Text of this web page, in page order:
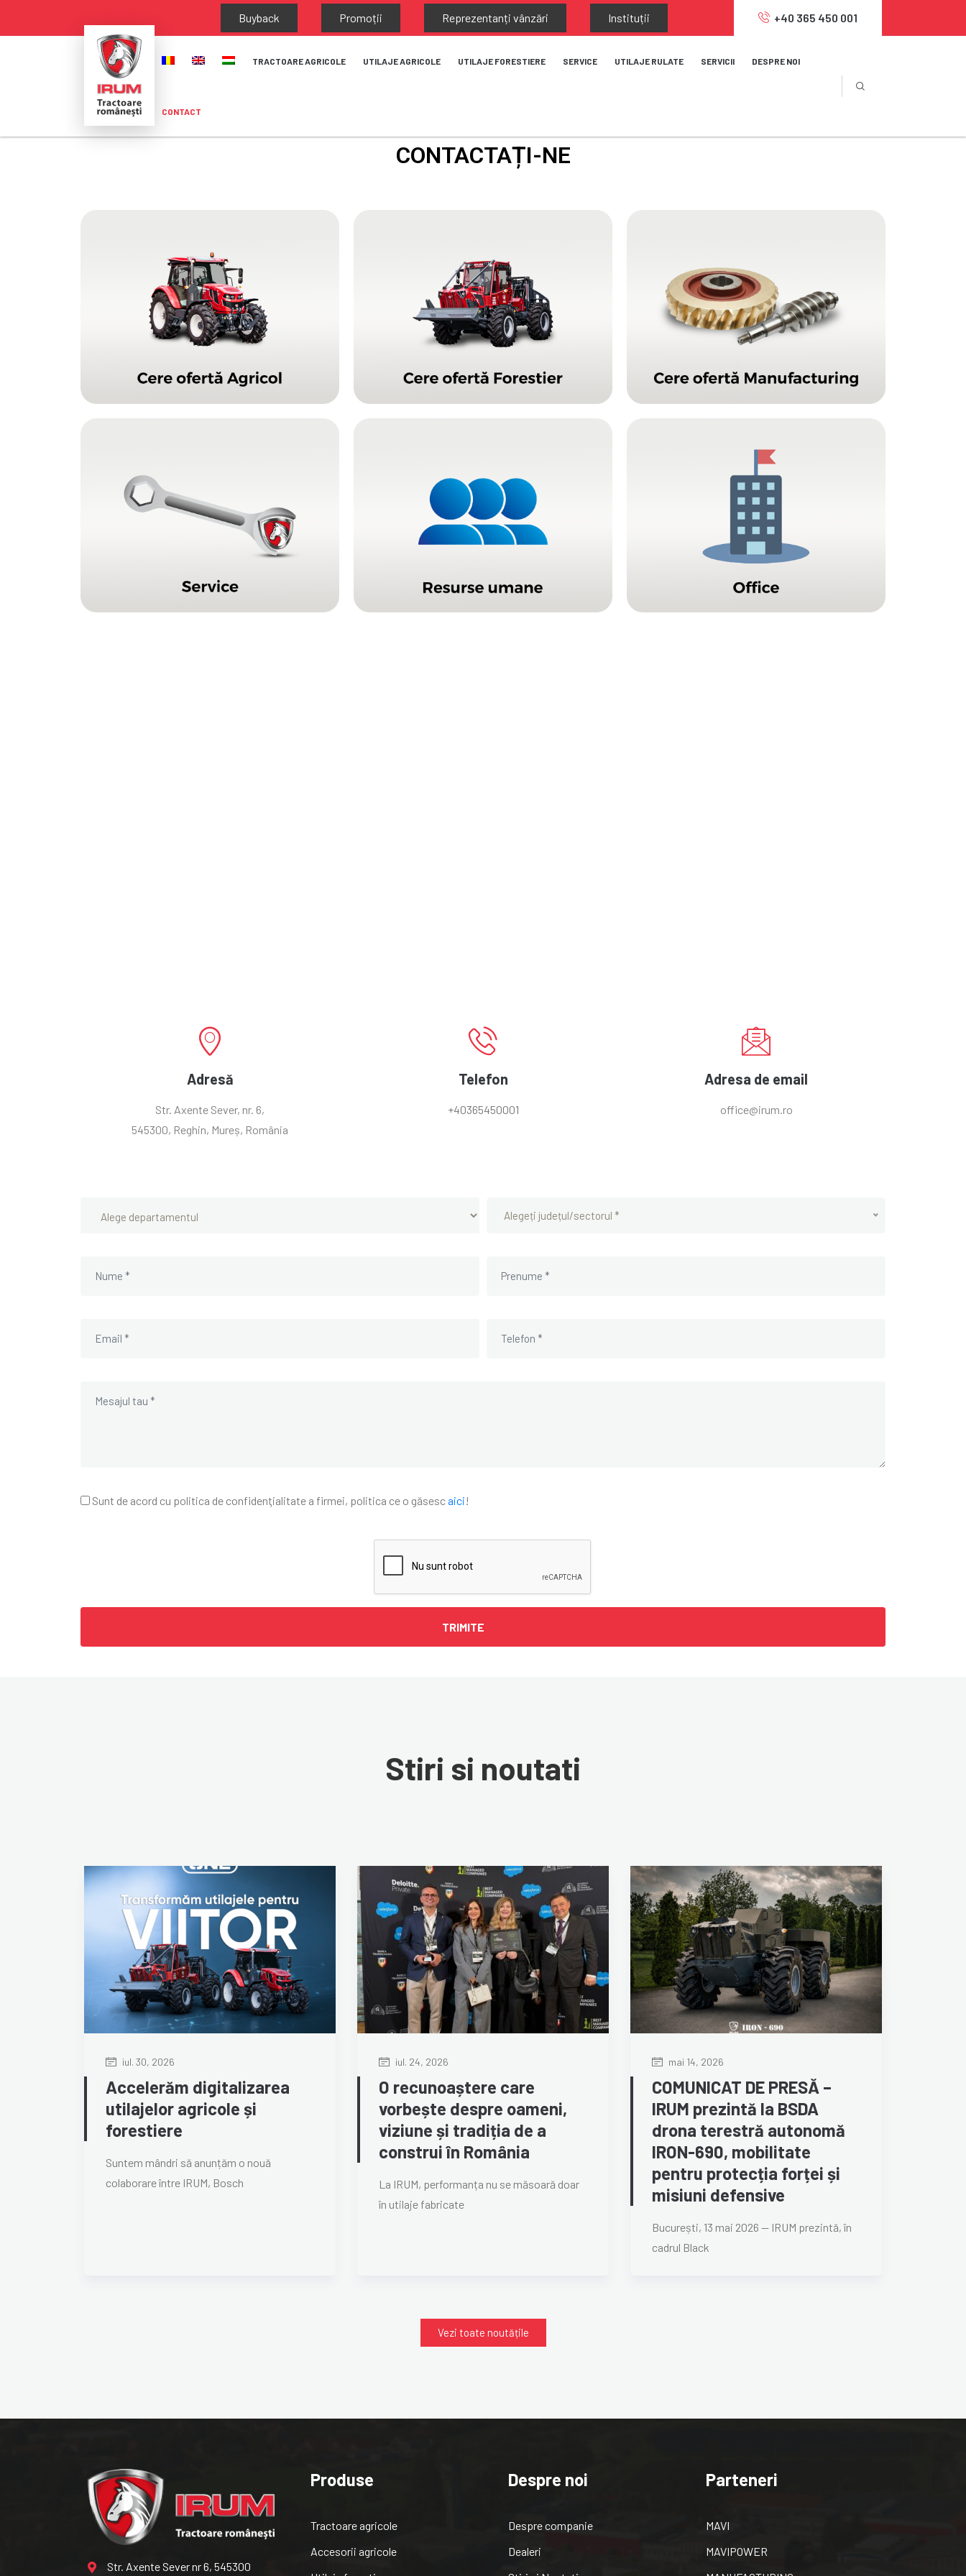
Buyback Promoții Reprezentanți vânzări Instituții +40 365 450 001
TRACTOARE AGRICOLE UTILAJE AGRICOLE UTILAJE FORESTIERE SERVICE UTILAJE RULATE SERVICII DESPRE NOI
CONTACT
CONTACTAȚI-NE
Adresă
Str. Axente Sever, nr. 6,
545300, Reghin, Mureș, România
Telefon
+40365450001
Adresa de email
office@irum.ro
Alegeți județul/sectorul *
Sunt de acord cu politica de confidenţialitate a firmei, politica ce o găsescaici!
Stiri si noutati
iul. 30, 2026
Accelerăm digitalizarea
utilajelor agricole și
forestiere
Suntem mândri să anunțăm o nouă
colaborare între IRUM, Bosch
iul. 24, 2026
O recunoaștere care
vorbește despre oameni,
viziune și tradiția de a
construi în România
La IRUM, performanța nu se măsoară doar
în utilaje fabricate
mai 14, 2026
COMUNICAT DE PRESĂ –
IRUM prezintă la BSDA
drona terestră autonomă
IRON-690, mobilitate
pentru protecția forței și
misiuni defensive
București, 13 mai 2026 — IRUM prezintă, în
cadrul Black
Vezi toate noutățile
Str. Axente Sever nr 6, 545300
Produse
Tractoare agricole
Accesorii agricole
Despre noi
Despre companie
Dealeri
Parteneri
MAVI
MAVIPOWER